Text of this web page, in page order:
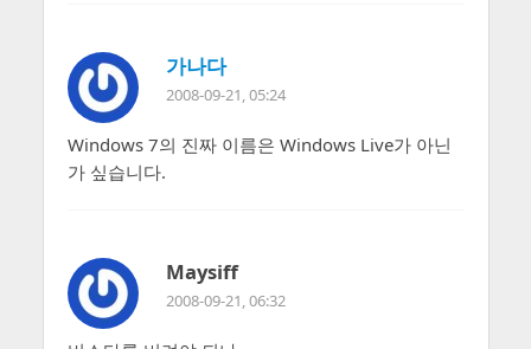
가나다
2008-09-21, 05:24
Windows 7의 진짜 이름은 Windows Live가 아닌
가 싶습니다.
Maysiff
2008-09-21, 06:32